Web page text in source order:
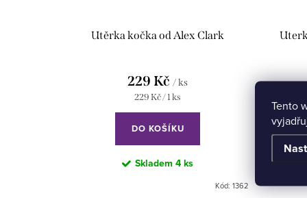
Tento
Utěrka kočka od Alex Clark
229 Kč/ ks
Měrná
229 Kč / 1 ks
DO KOŠÍKU
Skladem4 ks
Kód: 1362